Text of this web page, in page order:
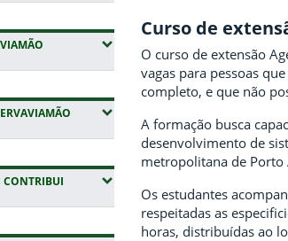
(EXPANDIR SUBMENUS)
(EXPANDIR SUBMENUS)
CONTRIBUI (EXPANDIR SUBMENUS)
Curso de
O curso de extensão
vagas para pessoas
completo, e que não
A formação busca
desenvolvimento de
metropolitana de Porto
Os estudantes
respeitadas as
horas, distribuídas ao